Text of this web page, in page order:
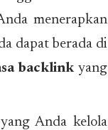
menerapkan
dapat berada di
backlinkyang
Anda kelola